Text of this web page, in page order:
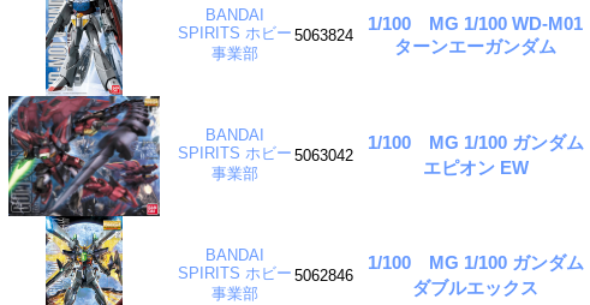
BANDAI
SPIRITS ホビー
事業部
5063824
1/100 MG 1/100 WD-M01
ターンエーガンダム
BANDAI
SPIRITS ホビー
事業部
5063042
1/100 MG 1/100 ガンダム
エピオン EW
BANDAI
SPIRITS ホビー
事業部
5062846
1/100 MG 1/100 ガンダム
ダブルエックス